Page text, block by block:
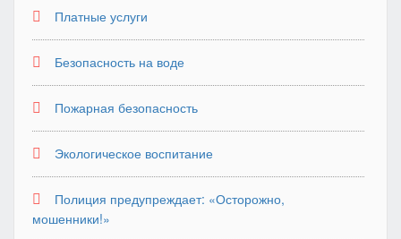
Платные услуги
Безопасность на воде
Пожарная безопасность
Экологическое воспитание
Полиция предупреждает: «Осторожно,
мошенники!»